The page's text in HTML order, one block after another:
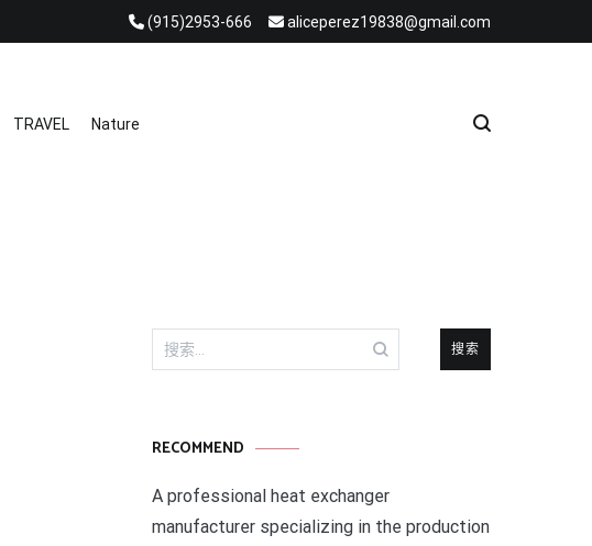
(915)2953-666 aliceperez19838@gmail.com
TRAVEL Nature
搜
索：
RECOMMEND
A professional heat exchanger
manufacturer specializing in the production